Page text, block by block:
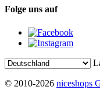
Folge uns auf
© 2010-2026 niceshops